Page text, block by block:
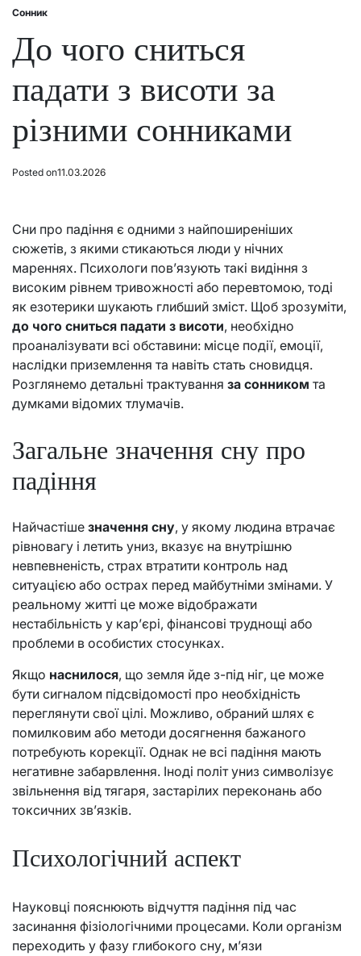
Posted
Сонник
До чого сниться
падати з висоти за
різними сонниками
Posted on11.03.2026
Сни про падіння є одними з найпоширеніших
сюжетів, з якими стикаються люди у нічних
мареннях. Психологи пов’язують такі видіння з
високим рівнем тривожності або перевтомою, тоді
як езотерики шукають глибший зміст. Щоб зрозуміти,
до чого сниться падати з висоти, необхідно
проаналізувати всі обставини: місце події, емоції,
наслідки приземлення та навіть стать сновидця.
Розглянемо детальні трактування за сонником та
думками відомих тлумачів.
Загальне значення сну про
падіння
Найчастіше значення сну, у якому людина втрачає
рівновагу і летить униз, вказує на внутрішню
невпевненість, страх втратити контроль над
ситуацією або острах перед майбутніми змінами. У
реальному житті це може відображати
нестабільність у кар’єрі, фінансові труднощі або
проблеми в особистих стосунках.
Якщо наснилося, що земля йде з-під ніг, це може
бути сигналом підсвідомості про необхідність
переглянути свої цілі. Можливо, обраний шлях є
помилковим або методи досягнення бажаного
потребують корекції. Однак не всі падіння мають
негативне забарвлення. Іноді політ униз символізує
звільнення від тягаря, застарілих переконань або
токсичних зв’язків.
Психологічний аспект
Науковці пояснюють відчуття падіння під час
засинання фізіологічними процесами. Коли організм
переходить у фазу глибокого сну, м’язи